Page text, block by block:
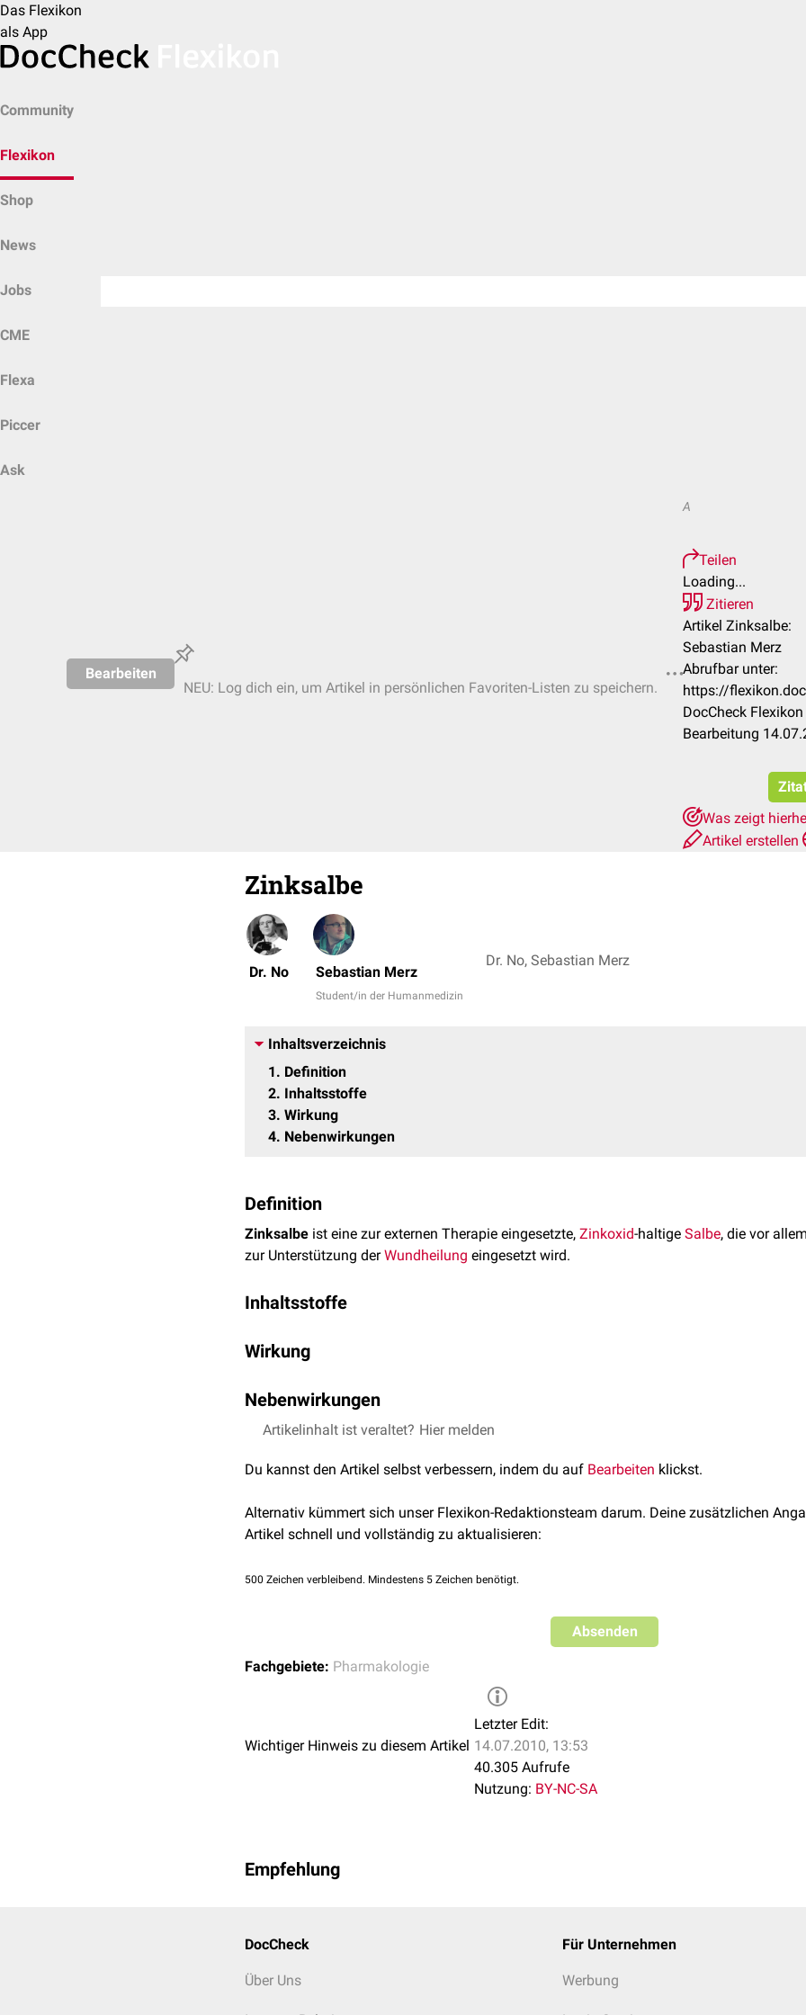
Das Flexikon
als App
Community
Flexikon
Shop
News
Jobs
CME
Flexa
Piccer
Ask
Bearbeiten
NEU: Log dich ein, um Artikel in persönlichen Favoriten-Listen zu speichern.
A
Teilen
Loading...
Zitieren
Artikel Zinksalbe:
Sebastian Merz
Abrufbar unter:
https://
DocCheck
Bearbeitung
Was zeigt
Artikel erstellen
Zinksalbe
Dr. No Sebastian Merz
Student/in der Humanmedizin
Dr. No, Sebastian Merz
Inhaltsverzeichnis
1
Definition
2 Inhaltsstoffe
3 Wirkung
4 Nebenwirkungen
Definition
Zinksalbe ist eine zur externen Therapie eingesetzte, Zinkoxid-haltige Salbe, die vor
zur Unterstützung derWundheilung eingesetzt wird.
Inhaltsstoffe
undCetylstearylalkohol
Wirkung
Zinkoxids. Zinksalbe besitzt eine große Wasseraufnahmefähigkeit und hat daher einen
hat, was bei stark nässenden Wunden von Vorteil ist.
Nebenwirkungen
Zinksalbe ist in der Regel gut verträglich. Nach dem Auftragen auf stark entzündlich
in Form vonHautrötungen, Austrocknungserscheinungen undakanthotischen
Bei Überempfindlichkeit gegen Bestandteile der Salbengrundlage (z.B.
allergischenHautreaktionen kommen.
Artikelinhalt ist veraltet? Hier melden
Du kannst den Artikel selbst verbessern, indem du auf Bearbeiten klickst.
Alternativ kümmert sich unser Flexikon-Redaktionsteam darum. Deine zusätzlichen
Artikel schnell und vollständig zu aktualisieren:
500 Zeichen verbleibend. Mindestens 5 Zeichen benötigt.
Absenden
Fachgebiete: Pharmakologie
Wichtiger Hinweis zu diesem Artikel
Letzter Edit:
14.07.2010, 13:53
40.305 Aufrufe
Nutzung: BY-NC-SA
Empfehlung
DocCheck
Über Uns
Für Unternehmen
Werbung